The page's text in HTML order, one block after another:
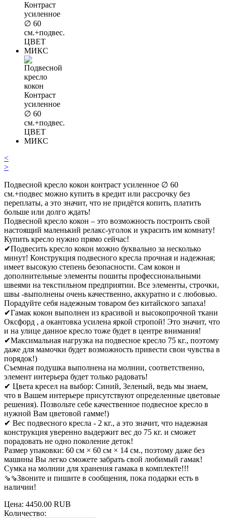
<
>
Подвесной кресло кокон контраст усиленное ∅ 60
см.+подвес можно купить в кредит или рассрочку без
переплаты, а это значит, что не придётся копить, платить
больше или долго ждать!
Подвесной кресло кокон – это возможность построить свой
настоящий маленький релакс-уголок и украсить им комнату!
Купить кресло нужно прямо сейчас!
✔Подвесить кресло кокон можно буквально за несколько
минут! Конструкция подвесного кресла прочная и надежная;
имеет высокую степень безопасности. Сам кокон и
дополнительные элементы пошиты профессиональными
швеями на текстильном предприятии. Все элементы, строчки,
швы -выполнены очень качественно, аккуратно и с любовью.
Порадуйте себя надежным товаром без китайского запаха!
✔Гамак кокон выполнен из красивой и высокопрочной ткани
Оксфорд , а окантовка усилена яркой стропой! Это значит, что
и на улице данное кресло тоже будет в центре внимания!
✔Максимальная нагрузка на подвесное кресло 75 кг., поэтому
даже для мамочки будет возможность привести свои чувства в
порядок!)
Съемная подушка выполнена на молнии, соответственно,
элемент интерьера будет только радовать!
✔ Цвета кресел на выбор: Синий, Зеленый, ведь мы знаем,
что в Вашем интерьере присутствуют определенные цветовые
решения). Позвольте себе качественное подвесное кресло в
нужной Вам цветовой гамме!)
✔ Вес подвесного кресла - 2 кг., а это значит, что надежная
конструкция уверенно выдержит вес до 75 кг. и сможет
порадовать не одно поколение деток!
Размер упаковки: 60 см × 60 см × 14 см., поэтому даже без
машины Вы легко сможете забрать свой любимый гамак!
Сумка на молнии для хранения гамака в комплекте!!!
⇘⇘Звоните и пишите в сообщения, пока подарки есть в
наличии!
Цена: 4450.00 RUB
Количество: